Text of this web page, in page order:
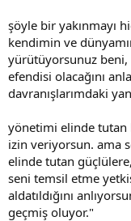
şöyle bir yakınmayı
kendimin ve
yürütüyorsunuz beni,
efendisi olacağını
davranışlarımdaki
yönetimi elinde tutan
izin veriyorsun. ama
elinde tutan
seni temsil etme
aldatıldığını
geçmiş oluyor."